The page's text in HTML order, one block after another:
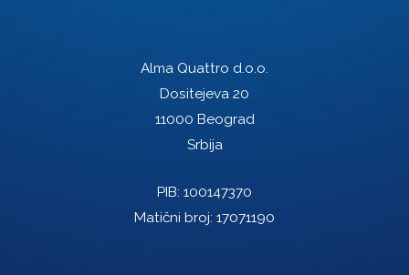
Alma Quattro d.o.o.
Dositejeva 20
11000 Beograd
Srbija
PIB: 100147370
Matični broj: 17071190